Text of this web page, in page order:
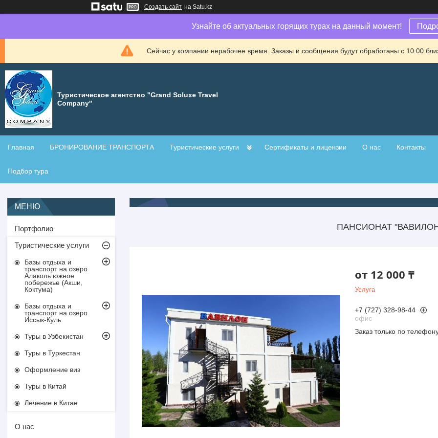
Создать сайт на Satu.kz
Узнайте об актуальных горящих турах на данный момент!
Сейчас у компании нерабочее время. Заказы и сообщения будут обработаны с 10:00
Туристическое агентство "Grand Soluxe Travel
Company"
Главная БРОНИРОВАНИЕ ТРАНСПОРТА Туристические услуги Сертификаты и лицензии О нас Контакты
Подбор тура
ПАНСИОНАТ
от 12 000 ₸
Услуга
+7 (727) 328-98-44
офис
Заказ только по
Портфолио
Туристические услуги
Базы отдыха и
транспорт на озеро
Алаколь южное
побережье (Акши,
Коктума)
Базы отдыха и
транспорт на озеро
Иссык-Куль
Туры в Узбекистан
Туры в Туркестан
Оформление виз
Туры в Китай
Лечение в Китае
О нас